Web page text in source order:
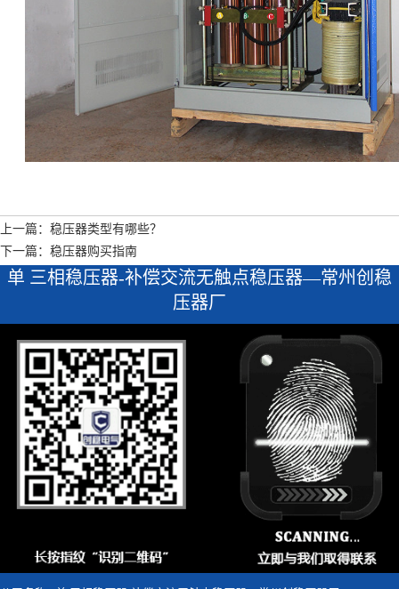
上一篇：稳压器类型有哪些？
下一篇：稳压器购买指南
单 三相稳压器-补偿交流无触点稳压器—常州创稳
压器厂